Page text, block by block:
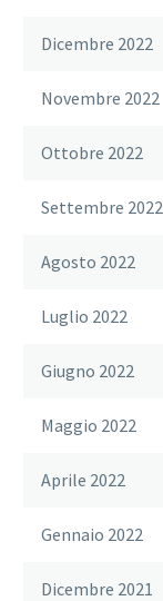
Dicembre 2022
Novembre 2022
Ottobre 2022
Settembre 2022
Agosto 2022
Luglio 2022
Giugno 2022
Maggio 2022
Aprile 2022
Gennaio 2022
Dicembre 2021